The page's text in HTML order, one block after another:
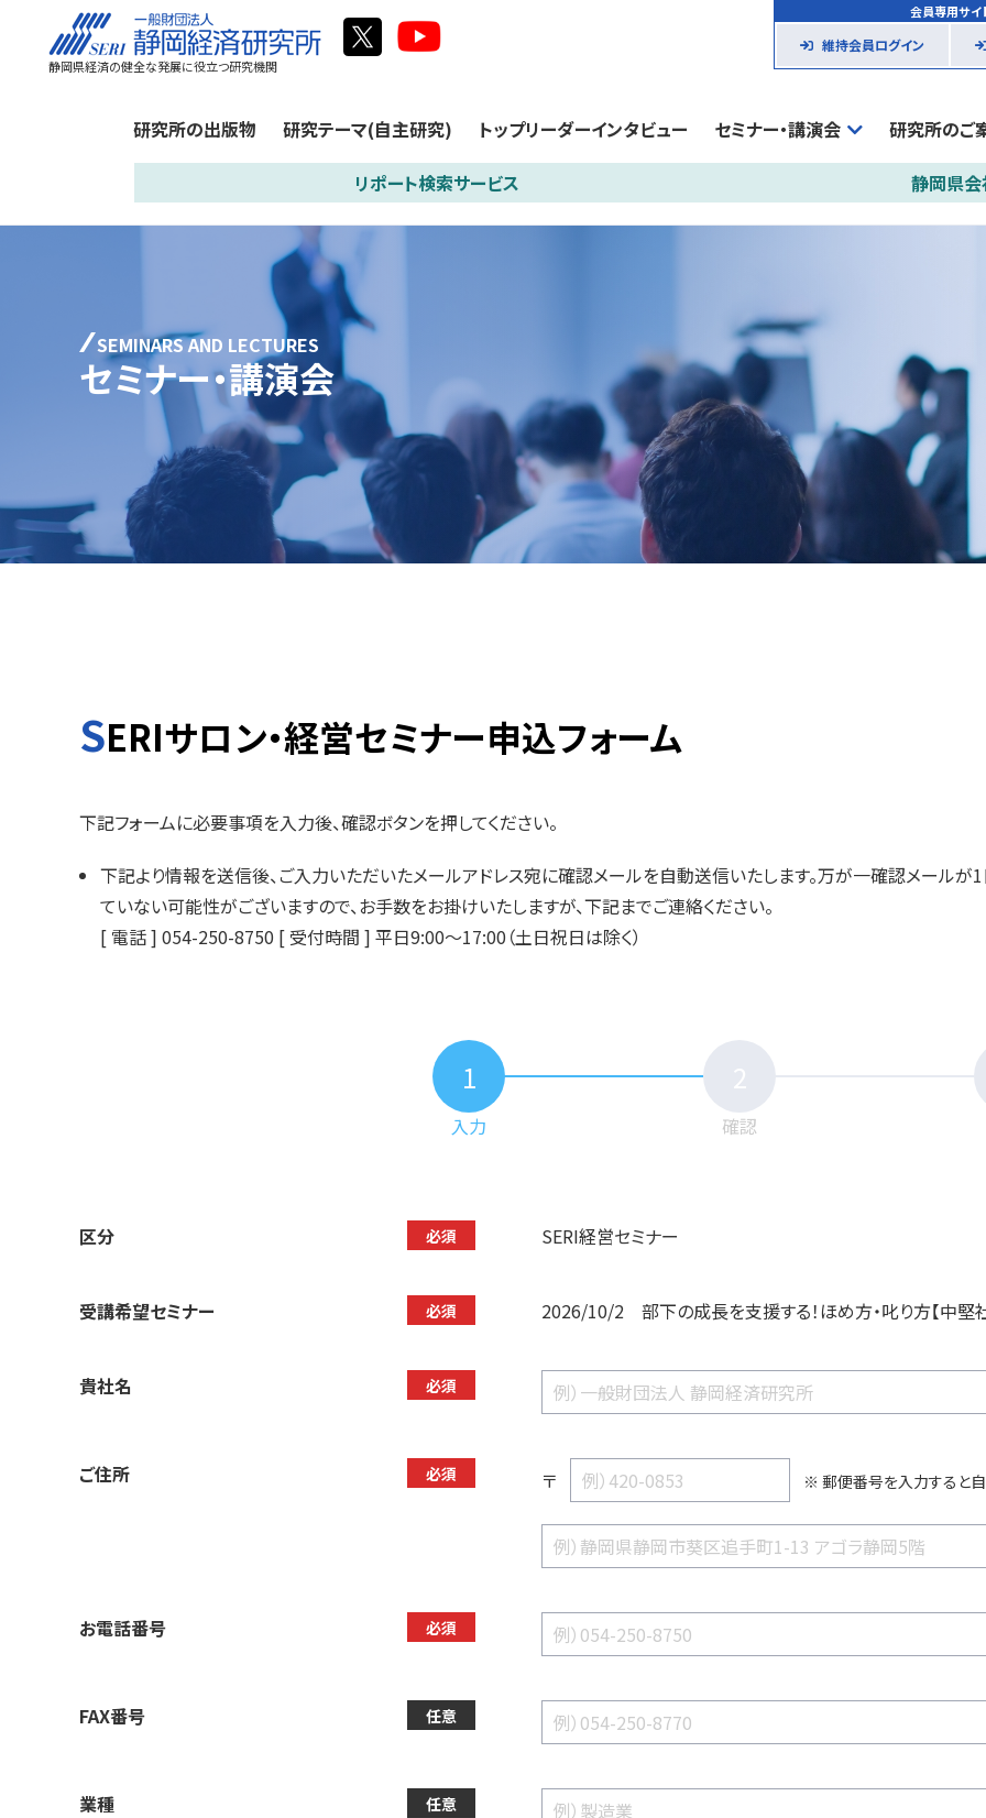
静岡県経済の健全な発展に役立つ研究機関
会員専用サイ
維持会員ログイン
研究所の出版物 研究テーマ(自主研究) トップリーダーインタビュー セミナー・講演会 研究所のご
リポート検索サービス 静岡県
SEMINARS AND LECTURES
セミナー・講演会
SERIサロン・経営セミナー申込フォーム
下記フォームに必要事項を入力後、確認ボタンを押してください。
下記より情報を送信後、ご入力いただいたメールアドレス宛に確認メールを自動送信いたします。万が一確認メール
ていない可能性がございますので、お手数をお掛けいたしますが、下記までご連絡ください。
[ 電話 ] 054-250-8750 [ 受付時間 ] 平日9:00～17:00（土日祝日は除く）
1
入力
2
確認
区分 必須 SERI経営セミナー
受講希望セミナー 必須 2026/10/2 部下の成長を支援する！ほめ方・叱り方【中堅
貴社名 必須
ご住所 必須 〒 郵便番号を入力すると
お電話番号 必須
FAX番号 任意
業種 任意